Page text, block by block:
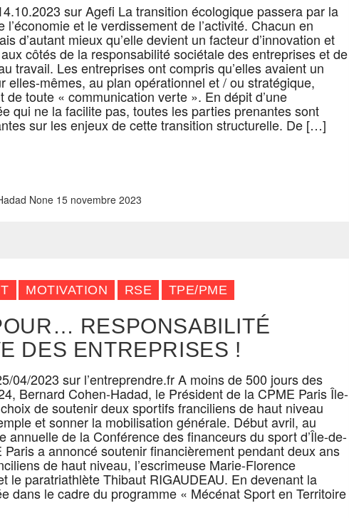
sur Agefi La transition écologique passera par la
l’économie et le verdissement de l’activité. Chacun en
d’autant mieux qu’elle devient un facteur d’innovation et
côtés de la responsabilité sociétale des entreprises et de
travail. Les entreprises ont compris qu’elles avaient un
elles-mêmes, au plan opérationnel et / ou stratégique,
de toute « communication verte ». En dépit d’une
qui ne la facilite pas, toutes les parties prenantes sont
sur les enjeux de cette transition structurelle. De […]
None 15 novembre 2023
MOTIVATION RSE TPE/PME
RESPONSABILITÉ
DES ENTREPRISES !
04/2023 sur l’entreprendre.fr A moins de 500 jours des
Bernard Cohen-Hadad, le Président de la CPME Paris Île-
de soutenir deux sportifs franciliens de haut niveau
et sonner la mobilisation générale. Début avril, au
annuelle de la Conférence des financeurs du sport d’Île-de-
Paris a annoncé soutenir financièrement pendant deux ans
de haut niveau, l’escrimeuse Marie-Florence
le paratriathlète Thibaut RIGAUDEAU. En devenant la
dans le cadre du programme « Mécénat Sport en Territoire